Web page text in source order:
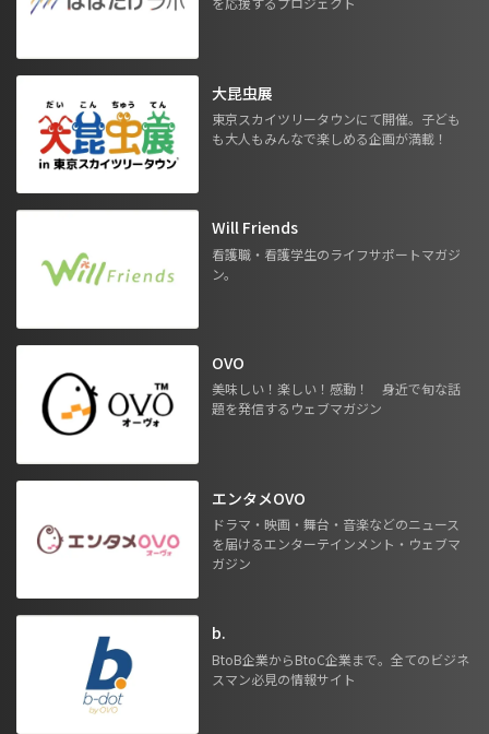
大昆虫展
東京スカイツリータウンにて開催。子ども
も大人もみんなで楽しめる企画が満載！
Will Friends
看護職・看護学生のライフサポートマガジ
ン。
OVO
美味しい！楽しい！感動！ 身近で旬な話
題を発信するウェブマガジン
エンタメOVO
ドラマ・映画・舞台・音楽などのニュース
を届けるエンターテインメント・ウェブマ
ガジン
b.
BtoB企業からBtoC企業まで。全てのビジネ
スマン必見の情報サイト